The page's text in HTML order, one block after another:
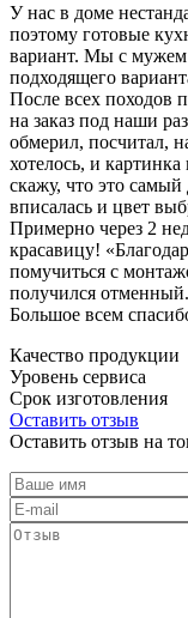
У нас в доме
поэтому готовые
вариант. Мы с
подходящего
После всех походов
на заказ под наши
обмерил, посчитал,
хотелось, и
скажу, что это
вписалась и цвет
Примерно через 2
красавицу!
помучиться с
получился отменный.
Большое всем
Качество продукции
Уровень сервиса
Срок изготовления
Оставить отзыв
Оставить отзыв на